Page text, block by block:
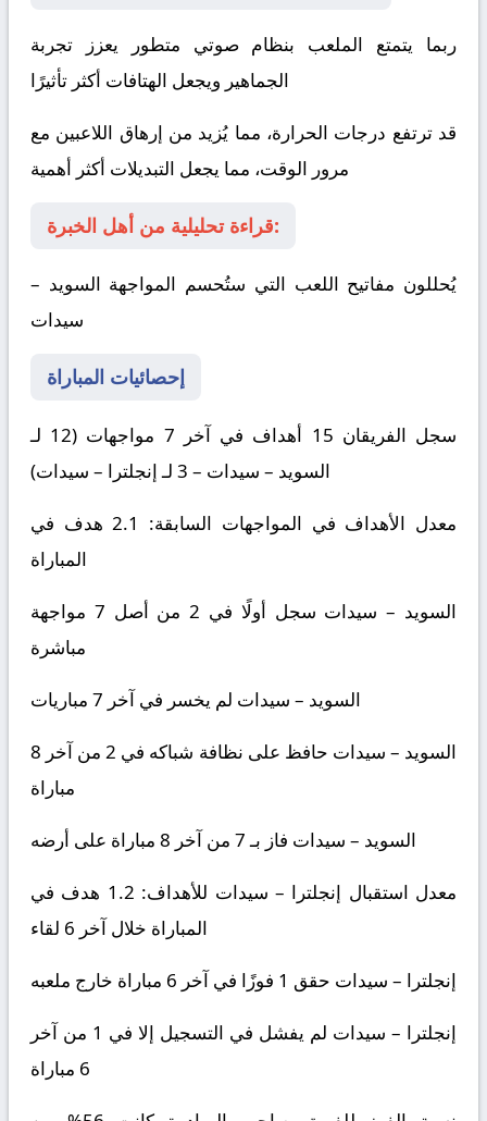
ربما يتمتع الملعب بنظام صوتي متطور يعزز تجربة
الجماهير ويجعل الهتافات أكثر تأثيرًا
قد ترتفع درجات الحرارة، مما يُزيد من إرهاق اللاعبين مع
مرور الوقت، مما يجعل التبديلات أكثر أهمية
قراءة تحليلية من أهل الخبرة:
يُحللون مفاتيح اللعب التي ستُحسم المواجهة السويد –
سيدات
إحصائيات المباراة
سجل الفريقان 15 أهداف في آخر 7 مواجهات (12 لـ
السويد – سيدات – 3 لـ إنجلترا – سيدات)
معدل الأهداف في المواجهات السابقة: 2.1 هدف في
المباراة
السويد – سيدات
سجل أولًا في 2 من أصل 7 مواجهة
مباشرة
السويد – سيدات لم يخسر في آخر 7 مباريات
السويد – سيدات
حافظ على نظافة شباكه في 2 من آخر 8
مباراة
السويد – سيدات فاز بـ 7 من آخر 8 مباراة على أرضه
معدل استقبال إنجلترا – سيدات
للأهداف: 1.2 هدف في
المباراة خلال آخر 6 لقاء
إنجلترا – سيدات حقق 1 فوزًا في آخر 6 مباراة خارج ملعبه
إنجلترا – سيدات
لم يفشل في التسجيل إلا في 1 من آخر
6 مباراة